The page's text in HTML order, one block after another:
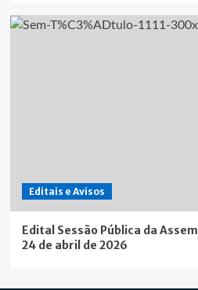
Editais e Avisos
Edital Sessão Pública da
24 de abril de 2026